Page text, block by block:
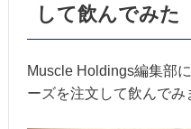
して飲んでみた
Muscle Holdings編集部
ーズを注文して飲んでみ